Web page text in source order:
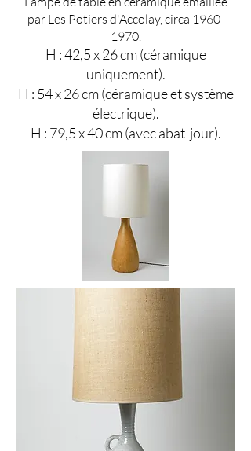
par Les Potiers d'Accolay, circa 1960-
1970.
H : 42,5 x 26 cm (céramique
uniquement).
H : 54 x 26 cm (céramique et système
électrique).
H : 79,5 x 40 cm (avec abat-jour).